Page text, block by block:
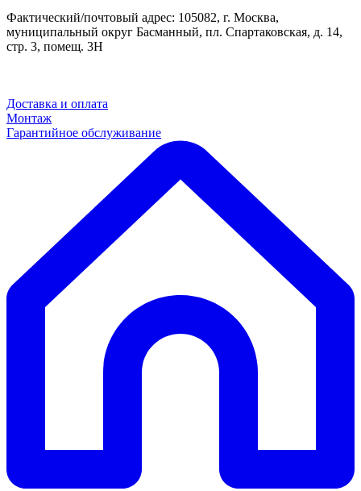
Фактический/почтовый адрес: 105082, г. Москва,
муниципальный округ Басманный, пл. Спартаковская, д. 14,
стр. 3, помещ. 3Н
Доставка и оплата
Монтаж
Гарантийное обслуживание